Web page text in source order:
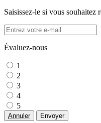
Saisissez-le si vous souhaitez
Évaluez-nous
1
2
3
4
5
Annuler Envoyer